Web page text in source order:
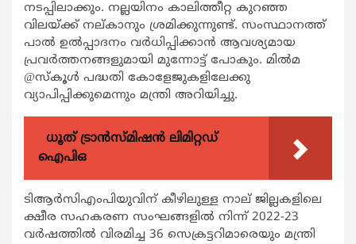
നടപ്പിലാക്കും. നല്ലയിനം കാലിത്തീറ്റ കുറഞ്ഞ
വിലയ്ക്ക് നല്കാനും ശ്രമിക്കുന്നുണ്ട്. സംസ്ഥാനത്ത്
പാല്‍ ഉല്‍പ്പാദനം വര്‍ധിപ്പിക്കാന്‍ ആവശ്യമായ
പ്രവര്‍ത്തനങ്ങളുമായി മുന്നോട്ട് പോകും. മില്‍മ
@സ്കൂള്‍ പദ്ധതി കോളേജുകളിലേക്കു
വ്യാപിപ്പിക്കുമെന്നും മന്ത്രി അറിയിച്ചു.
ധൂത് ട്രാൻസ്മിഷൻ ലിമിറ്റഡ്
ഐപിഒ
ടിആര്‍സിഎംപിയുവിന് കീഴിലുള്ള നാല് ജില്ലകളിലെ
ക്ഷീര സഹകരണ സംഘങ്ങളില്‍ നിന്ന് 2022-23
വര്‍ഷത്തില്‍ വിരമിച്ച 36 സെക്രട്ടറിമാരെയും മന്ത്രി